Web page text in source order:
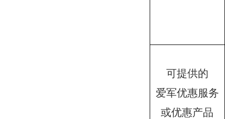
可提供的
爱军优惠服务
或优惠产品